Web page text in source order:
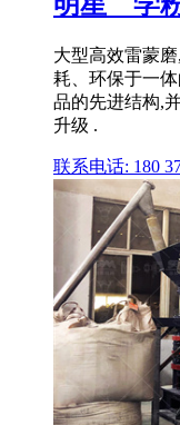
大型高效雷蒙
耗、环保于一
品的先进结构,
升级 .
联系电话: 180